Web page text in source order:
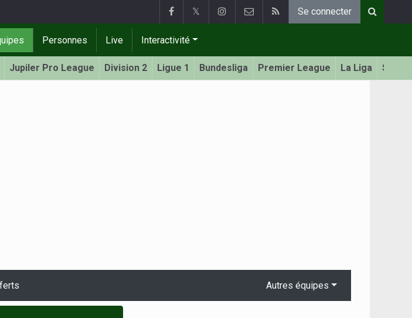
𝕏 Se connecter
Personnes Live Interactivité
Jupiler Pro League Division 2 Ligue 1 Bundesliga Premier League La Liga Serie
Autres équipes